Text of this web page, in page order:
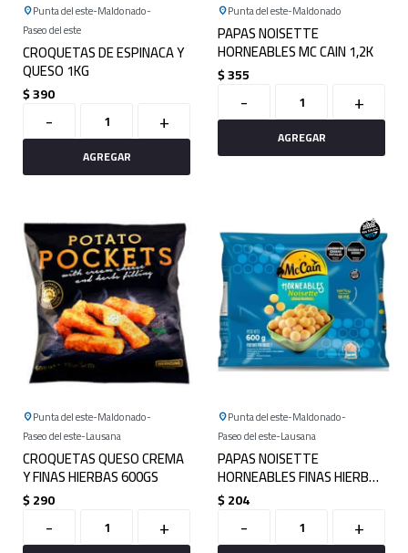
Punta del este Maldonado
Paseo del este
CROQUETAS DE ESPINACA Y
QUESO 1KG
$390
- +
Punta del este Maldonado
PAPAS NOISETTE
HORNEABLES MC CAIN 1,2K
$355
- +
Punta del este Maldonado
Paseo del este Lausana
CROQUETAS QUESO CREMA
Y FINAS HIERBAS 600GS
$290
- +
Punta del este Maldonado
Paseo del este Lausana
PAPAS NOISETTE
HORNEABLES FINAS HIERBAS
600G
$204
- +